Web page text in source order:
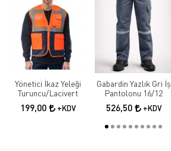
Yönetici İkaz Yeleği
Turuncu/Lacivert
199,00 +KDV
Gabardin Yazlık Gri İş
Pantolonu 16/12
526,50 +KDV